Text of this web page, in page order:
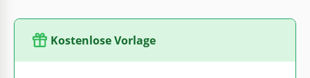
Kostenlose Vorlage